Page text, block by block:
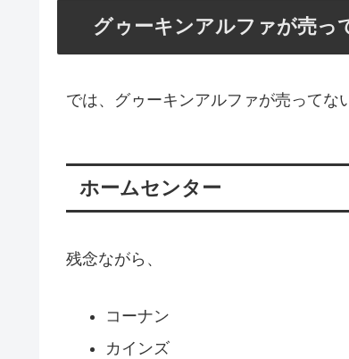
グゥーキンアルファが売っ
では、グゥーキンアルファが売ってな
ホームセンター
残念ながら、
コーナン
カインズ